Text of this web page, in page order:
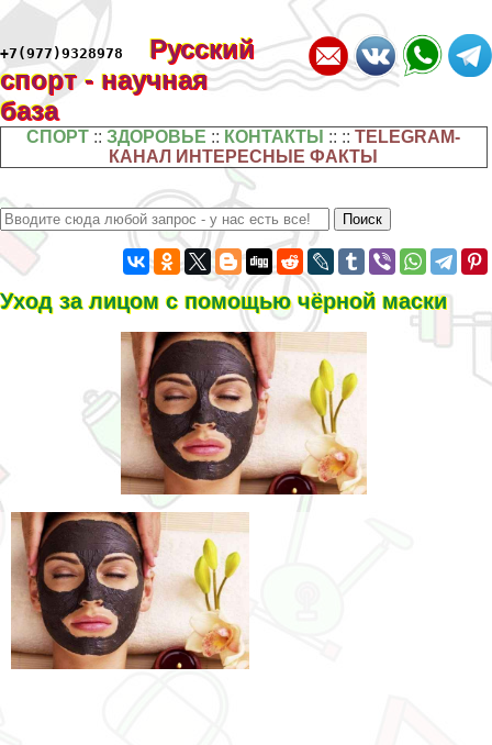
+7(977)9328978
Русский
спорт - научная
база
СПОРТ ::ЗДОРОВЬЕ :: КОНТАКТЫ :: ::TELEGRAM-
КАНАЛ ИНТЕРЕСНЫЕ ФАКТЫ
Уход за лицом с помощью чёрной маски